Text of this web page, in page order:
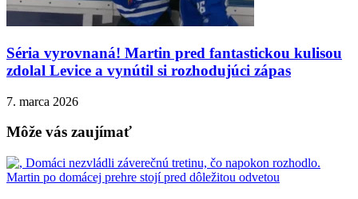
Séria vyrovnaná! Martin pred fantastickou kulisou
zdolal Levice a vynútil si rozhodujúci zápas
7. marca 2026
Môže vás zaujímať